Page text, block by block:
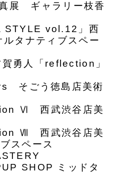
展 ギャラリー枝香
vol.12」西
タナティブスペー
勇人「reflection」
う徳島店美術
Ⅵ 西武渋谷店美
Ⅶ 西武渋谷店美
スペース
SHOP ミッドタ